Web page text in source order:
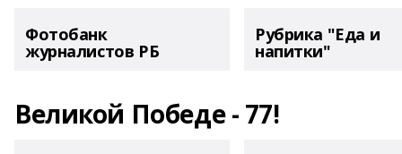
Фотобанк
журналистов РБ
Рубрика "Еда и
напитки"
Великой Победе - 77!